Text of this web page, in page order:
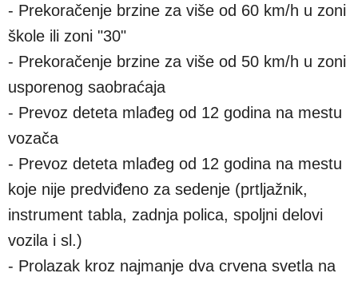
- Prekoračenje brzine za više od 60 km/h u zoni
škole ili zoni "30"
- Prekoračenje brzine za više od 50 km/h u zoni
usporenog saobraćaja
- Prevoz deteta mlađeg od 12 godina na mestu
vozača
- Prevoz deteta mlađeg od 12 godina na mestu
koje nije predviđeno za sedenje (prtljažnik,
instrument tabla, zadnja polica, spoljni delovi
vozila i sl.)
- Prolazak kroz najmanje dva crvena svetla na